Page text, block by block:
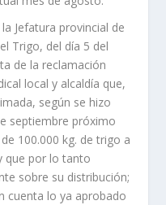
Jefatura provincial de
Trigo, del día 5 del
de la reclamación
local y alcaldía que,
según se hizo
septiembre próximo
100.000 kg. de trigo a
que por lo tanto
sobre su distribución;
cuenta lo ya aprobado